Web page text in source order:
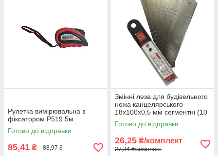
Рулетка вимірювальна з
фіксатором Р519 5м
Готово до відправки
85,41 ₴ 88,97 ₴
Змінні леза для будівельного
ножа канцелярського
18х100х0,5 мм сегментні (10
шт.)
Готово до відправки
26,25 ₴/комплект
27,34 ₴/комплект